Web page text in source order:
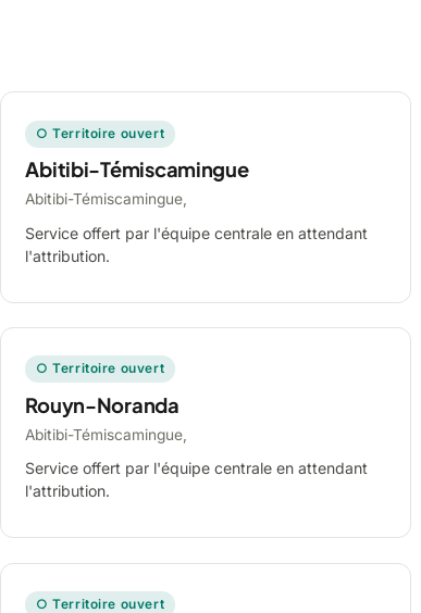
○ Territoire ouvert
Abitibi-Témiscamingue
Abitibi-Témiscamingue,
Service offert par l'équipe centrale en attendant
l'attribution.
○ Territoire ouvert
Rouyn-Noranda
Abitibi-Témiscamingue,
Service offert par l'équipe centrale en attendant
l'attribution.
○ Territoire ouvert